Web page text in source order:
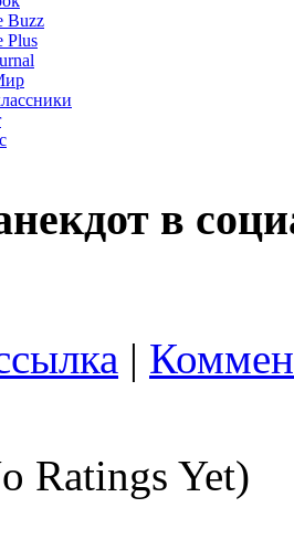
в
|
Ratings Yet)